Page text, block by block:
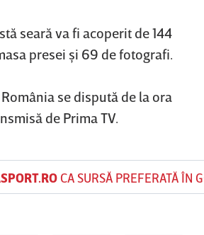
seară va fi acoperit de 144
presei şi 69 de fotografi.
se dispută de la ora
de Prima TV.
CA SURSĂ PREFERATĂ ÎN